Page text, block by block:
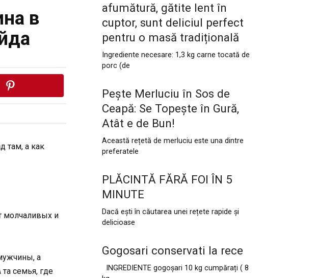
в
там, а как
молчаливых и
а
семья, где
afumătură, gătite lent în
cuptor, sunt deliciul perfect
pentru o masă tradițională
Ingrediente necesare: 1,3 kg carne tocată de
porc (de
Pește Merluciu în Sos de
Ceapă: Se Topește în Gură,
Atât e de Bun!
Această rețetă de merluciu este una dintre
preferatele
PLĂCINTĂ FĂRĂ FOI ÎN 5
MINUTE
Dacă ești în căutarea unei rețete rapide și
delicioase
Gogosari conservati la rece
INGREDIENTE gogoșari 10 kg cumpărați ( 8